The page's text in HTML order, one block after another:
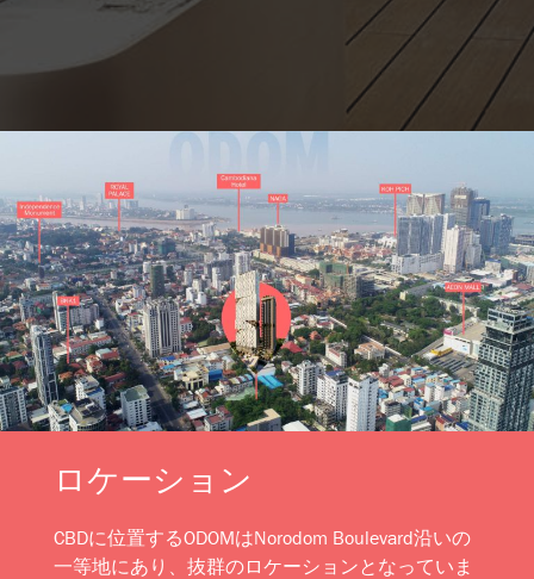
ロケーション
CBDに位置するODOMはNorodom Boulevard沿いの
一等地にあり、抜群のロケーションとなっていま